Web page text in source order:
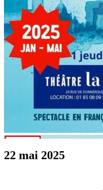
22 mai 2025